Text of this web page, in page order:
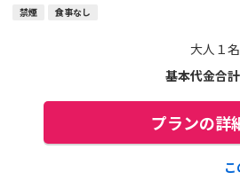
禁煙 食事なし
大人１名
基本代金合計
プランの詳